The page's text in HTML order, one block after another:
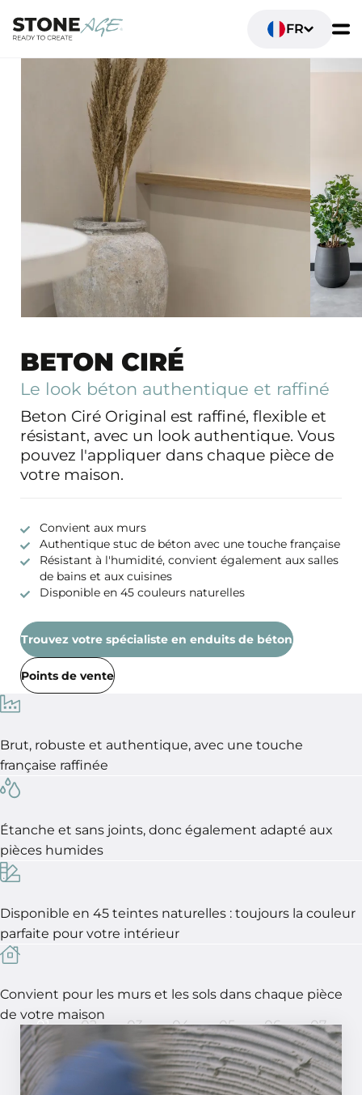
FR
BETON CIRÉ
Le look béton authentique et raffiné
Beton Ciré Original est raffiné, flexible et
résistant, avec un look authentique. Vous
pouvez l'appliquer dans chaque pièce de
votre maison.
Convient aux murs
Authentique stuc de béton avec une touche française
Résistant à l'humidité, convient également aux salles
de bains et aux cuisines
Disponible en 45 couleurs naturelles
Trouvez votre spécialiste en enduits de béton
Points de vente
Brut, robuste et authentique, avec une touche
française raffinée
Étanche et sans joints, donc également adapté aux
pièces humides
Disponible en 45 teintes naturelles : toujours la couleur
parfaite pour votre intérieur
Convient pour les murs et les sols dans chaque pièce
de votre maison
01 02 03 04 05 06 07
En 7 étapes, un résultat parfait !